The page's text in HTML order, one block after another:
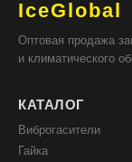
IceGlobal
Оптовая продажа
и климатического
КАТАЛОГ
Виброгасители
Гайка